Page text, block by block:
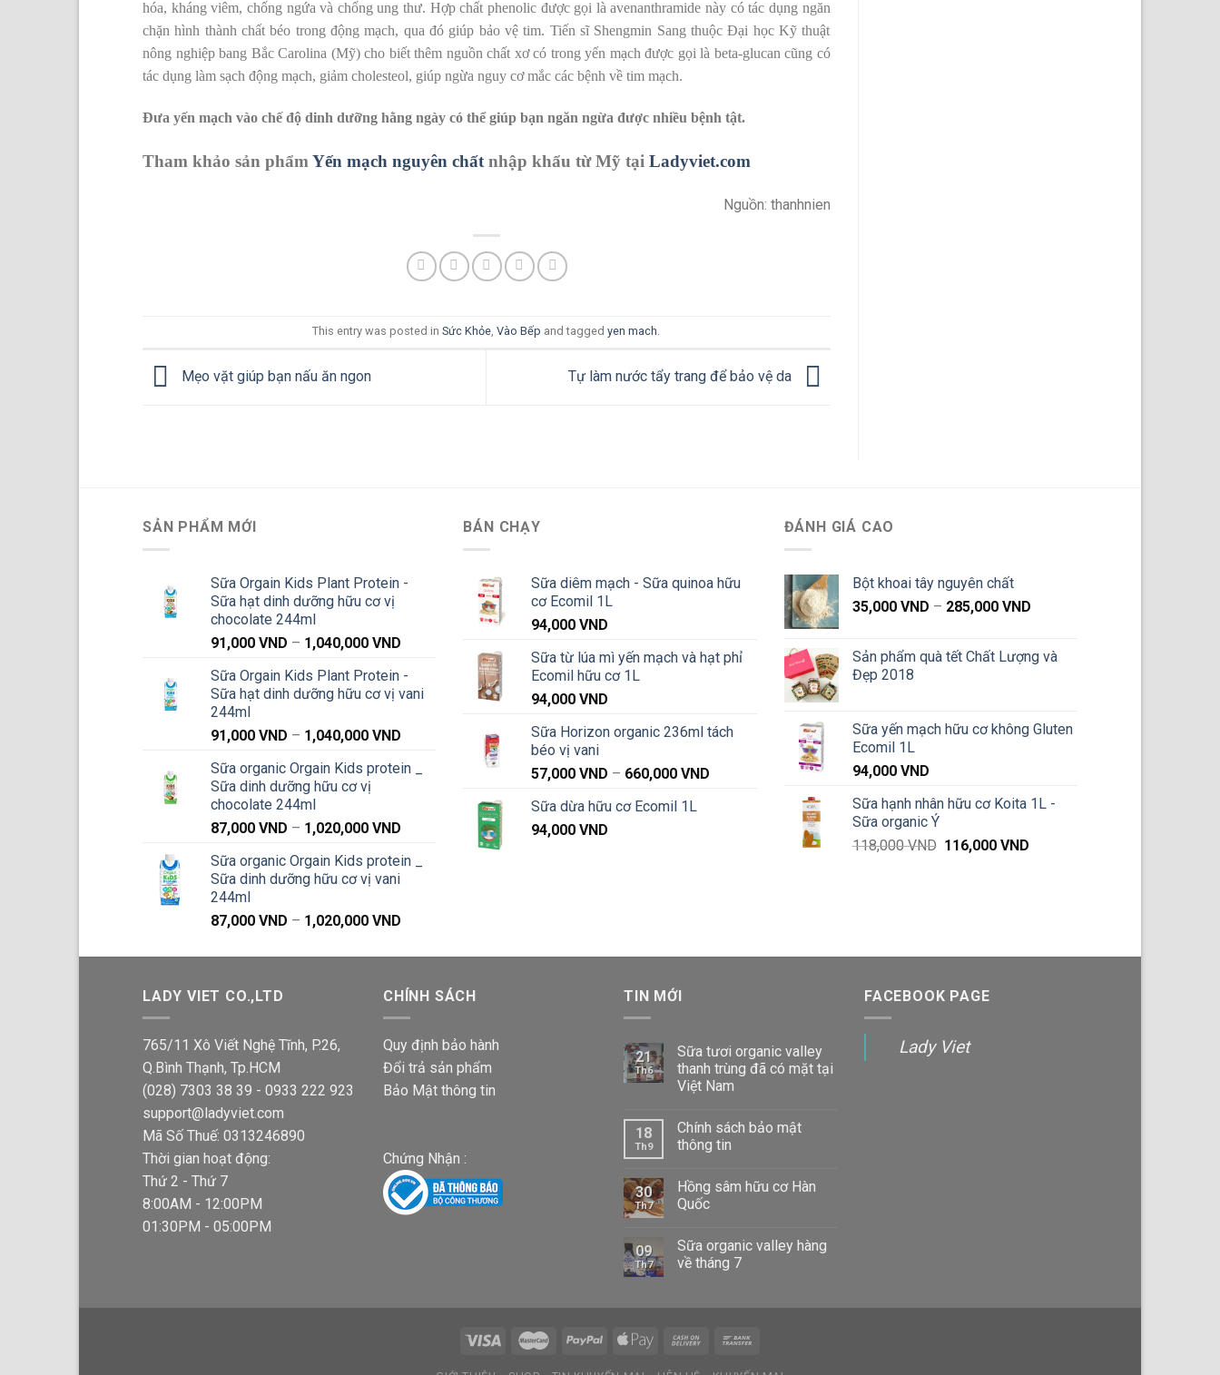
hóa, kháng viêm, chống ngứa và chống ung thư. Hợp chất phenolic được gọi là avenanthramide này có tác dụng ngăn
chặn hình thành chất béo trong động mạch, qua đó giúp bảo vệ tim. Tiến sĩ Shengmin Sang thuộc Đại học Kỹ thuật
nông nghiệp bang Bắc Carolina (Mỹ) cho biết thêm nguồn chất xơ có trong yến mạch được gọi là beta-glucan cũng có
tác dụng làm sạch động mạch, giảm cholesteol, giúp ngừa nguy cơ mắc các bệnh về tim mạch.
Đưa yến mạch vào chế độ dinh dưỡng hằng ngày có thể giúp bạn ngăn ngừa được nhiều bệnh tật.
Tham khảo sản phẩm Yến mạch nguyên chất nhập khẩu từ Mỹ tại Ladyviet.com
Nguồn: thanhnien
This entry was posted inSức Khỏe ,Vào Bếp and taggedyen mach
Mẹo vặt giúp bạn nấu ăn ngon Tự làm nước tẩy trang để bảo vệ da
SẢN PHẨM MỚI
Sữa Orgain Kids Plant Protein -
Sữa hạt dinh dưỡng hữu cơ vị
chocolate 244ml
91,000 VND – 1,040,000 VND
từ
91,000 VND
1,040,000 VND
Sữa Orgain Kids Plant Protein -
Sữa hạt dinh dưỡng hữu cơ vị vani
244ml
91,000 VND – 1,040,000 VND
từ
1,040,000 VND
Sữa organic Orgain Kids protein _
Sữa dinh dưỡng hữu cơ vị
chocolate 244ml
87,000 VND – 1,020,000 VND
từ
Sữa organic Orgain Kids protein _
Sữa dinh dưỡng hữu cơ vị vani
244ml
87,000 VND – 1,020,000 VND
từ
đến
1,020,000 VND
BÁN CHẠY
Sữa diêm mạch - Sữa quinoa hữu
cơ Ecomil 1L
94,000VND
Sữa từ lúa mì yến mạch và hạt phỉ
Ecomil hữu cơ 1L
94,000VND
Sữa Horizon organic 236ml tách
béo vị vani
57,000VND – 660,000VND
Sữa dừa hữu cơ Ecomil 1L
94,000VND
ĐÁNH GIÁ CAO
Bột khoai tây nguyên chất
35,000 VND – 285,000 VNDKhoảng
35,000 VND
Sản phẩm quà tết Chất Lượng và
Đẹp 2018
Sữa yến mạch hữu cơ không Gluten
Ecomil 1L
94,000 VND
Sữa hạnh nhân hữu cơ Koita 1L -
Sữa organic Ý
118,000VND Giá
116,000VND
LADY VIET CO.,LTD
765/11 Xô Viết Nghệ Tĩnh, P.26,
Q.Bình Thạnh, Tp.HCM
(028) 7303 38 39 - 0933 222 923
support@ladyviet.com
Mã Số Thuế: 0313246890
Thời gian hoạt động:
Thứ 2 - Thứ 7
8:00AM - 12:00PM
01:30PM - 05:00PM
CHÍNH SÁCH
Quy định bảo hành
Đổi trả sản phẩm
Bảo Mật thông tin
Chứng Nhận :
TIN MỚI
21
Th6
Sữa tươi organic valley
thanh trùng đã có mặt tại
Việt Nam
18
Th9
Chính sách bảo mật
thông tin
30
Th7
Hồng sâm hữu cơ Hàn
Quốc
09
Th7
Sữa organic valley hàng
về tháng 7
FACEBOOK PAGE
Lady Viet